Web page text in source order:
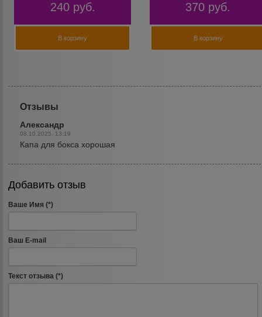
240 руб.
В корзину
370 руб.
В корзину
Отзывы
Александр
08.10.2025, 13:19
Капа для бокса хорошая
Добавить отзыв
Ваше Имя (*)
Ваш E-mail
Текст отзыва (*)